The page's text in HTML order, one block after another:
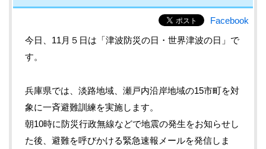
Facebook
今日、11月５日は「津波防災の日・世界津波の日」で
す。
兵庫県では、淡路地域、瀬戸内沿岸地域の15市町を対
象に一斉避難訓練を実施します。
朝10時に防災行政無線などで地震の発生をお知らせし
た後、避難を呼びかける緊急速報メールを発信しま